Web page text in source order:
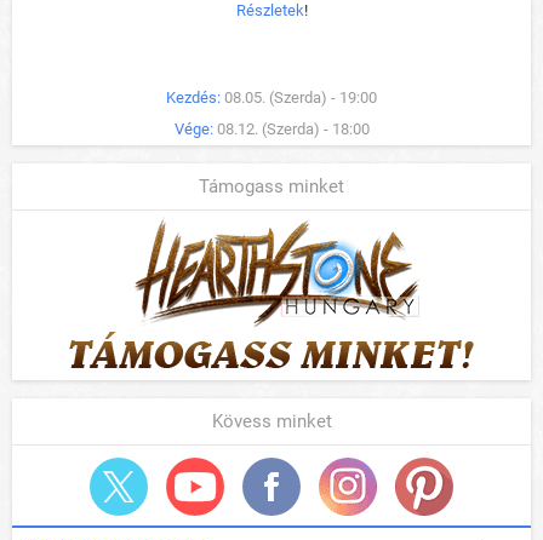
Részletek!
Kezdés: 08.05. (Szerda) - 19:00
Vége: 08.12. (Szerda) - 18:00
Támogass minket
Kövess minket